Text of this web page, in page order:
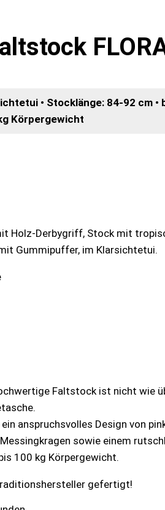
• Stocklänge: 84-92 cm •
Körpergewicht
Holz-Derbygriff, Stock mit
Gummipuffer, im Klarsichtetui.
Faltstock ist nicht wie
anspruchsvolles Design von
sowie einem
100 kg Körpergewicht.
gefertigt!